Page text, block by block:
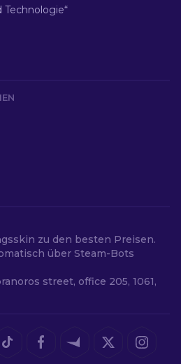
Technologie“
zu den besten Preisen.
über Steam-Bots
street, office 205, 1061,